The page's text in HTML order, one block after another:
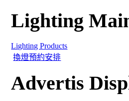
Lighting
Lighting Products
換燈預約安排
Advertis